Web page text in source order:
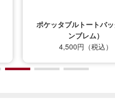
ポケッタブルトートバ
ンブレム）
4,500円（税込）